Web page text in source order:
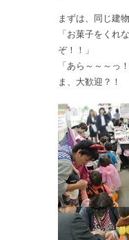
まずは、同じ建
「お菓子をくれ
ぞ！！」
「あら～～～っ
ま、大歓迎？！